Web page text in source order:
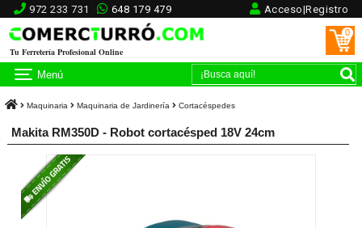
972 233 731 648 179 479 Acceso|Registro
Tu Ferretería Profesional Online
0
Menú
Maquinaria Maquinaria de Jardinería Cortacéspedes
Makita RM350D - Robot cortacésped 18V 24cm